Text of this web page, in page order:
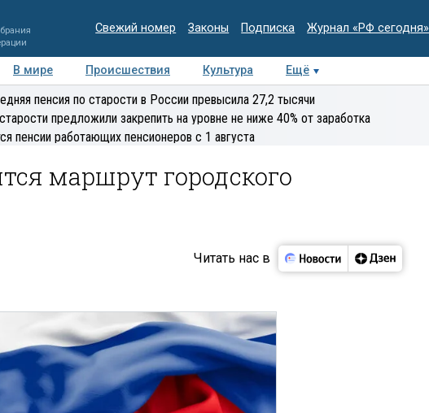
Свежий номер Законы Подписка Журнал «РФ сегодня»
В мире Происшествия Культура Ещё
Медиацентр Интервью Колумнисты
экспертиза
пенсия по старости в России превысила 27,2 тысячи
предложили закрепить на уровне не ниже 40% от заработка
пенсии работающих пенсионеров с 1 августа
маршрут городского
Читать нас в